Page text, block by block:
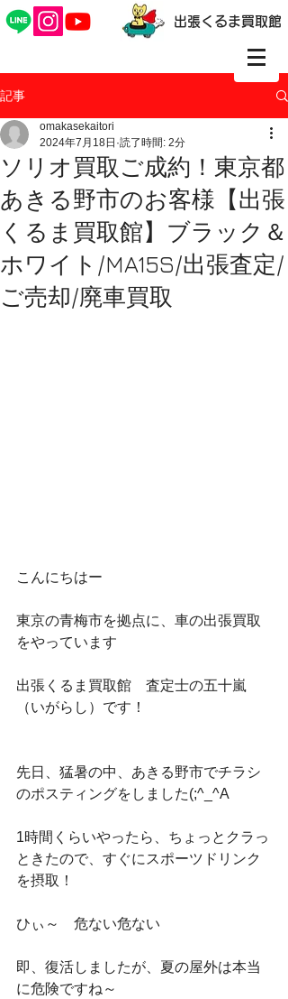
出張くるま買取館
記事
ソリオ買取ご成約！東京都
あきる野市のお客様【出張
くるま買取館】ブラック＆
ホワイト/MA15S/出張査定/
ご売却/廃車買取
omakasekaitori
2024年7月18日 読了時間: 2分
こんにちはー
東京の青梅市を拠点に、車の出張買取
をやっています
出張くるま買取館　査定士の五十嵐
（いがらし）です！
先日、猛暑の中、あきる野市でチラシ
のポスティングをしました(;^_^A
1時間くらいやったら、ちょっとクラっ
ときたので、すぐにスポーツドリンク
を摂取！
ひぃ～　危ない危ない
即、復活しましたが、夏の屋外は本当
に危険ですね～